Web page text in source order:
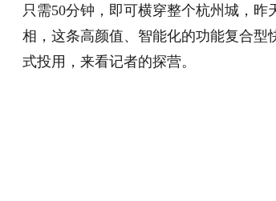
只需50分钟，即可横穿整个杭州城，
相，这条高颜值、智能化的功能复合型
式投用，来看记者的探营。